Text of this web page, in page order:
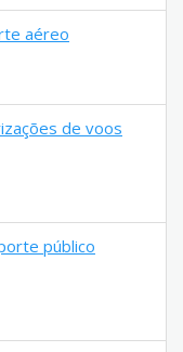
aéreo
de voos
público